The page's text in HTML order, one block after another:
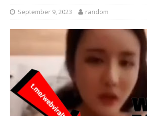
September 9, 2023 random